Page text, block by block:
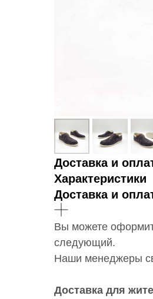
Доставка и
Характеристики
Доставка и
Вы можете
следующий.
Наши менеджеры
Доставка для